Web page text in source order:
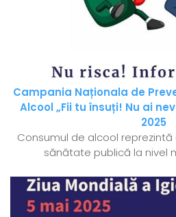
Campania Naționala de
Alcool „Fii tu însuți! Nu ai
2025
Consumul de alcool
sănătate publică la nivel